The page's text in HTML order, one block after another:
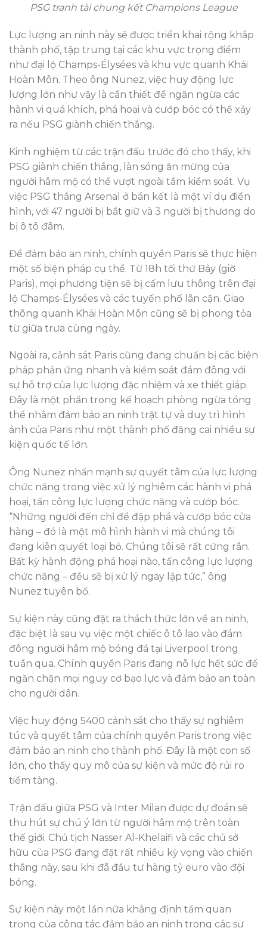
PSG tranh tài chung kết Champions League
Lực lượng an ninh này sẽ được triển khai rộng khắp
thành phố, tập trung tại các khu vực trọng điểm
như đại lộ Champs-Élysées và khu vực quanh Khải
Hoàn Môn. Theo ông Nunez, việc huy động lực
lượng lớn như vậy là cần thiết để ngăn ngừa các
hành vi quá khích, phá hoại và cướp bóc có thể xảy
ra nếu PSG giành chiến thắng.
Kinh nghiệm từ các trận đấu trước đó cho thấy, khi
PSG giành chiến thắng, làn sóng ăn mừng của
người hâm mộ có thể vượt ngoài tầm kiểm soát. Vụ
việc PSG thắng Arsenal ở bán kết là một ví dụ điển
hình, với 47 người bị bắt giữ và 3 người bị thương do
bị ô tô đâm.
Để đảm bảo an ninh, chính quyền Paris sẽ thực hiện
một số biện pháp cụ thể. Từ 18h tối thứ Bảy (giờ
Paris), mọi phương tiện sẽ bị cấm lưu thông trên đại
lộ Champs-Élysées và các tuyến phố lân cận. Giao
thông quanh Khải Hoàn Môn cũng sẽ bị phong tỏa
từ giữa trưa cùng ngày.
Ngoài ra, cảnh sát Paris cũng đang chuẩn bị các biện
pháp phản ứng nhanh và kiểm soát đám đông với
sự hỗ trợ của lực lượng đặc nhiệm và xe thiết giáp.
Đây là một phần trong kế hoạch phòng ngừa tổng
thể nhằm đảm bảo an ninh trật tự và duy trì hình
ảnh của Paris như một thành phố đăng cai nhiều sự
kiện quốc tế lớn.
Ông Nunez nhấn mạnh sự quyết tâm của lực lượng
chức năng trong việc xử lý nghiêm các hành vi phá
hoại, tấn công lực lượng chức năng và cướp bóc.
“Những người đến chỉ để đập phá và cướp bóc cửa
hàng – đó là một mô hình hành vi mà chúng tôi
đang kiên quyết loại bỏ. Chúng tôi sẽ rất cứng rắn.
Bất kỳ hành động phá hoại nào, tấn công lực lượng
chức năng – đều sẽ bị xử lý ngay lập tức,” ông
Nunez tuyên bố.
Sự kiện này cũng đặt ra thách thức lớn về an ninh,
đặc biệt là sau vụ việc một chiếc ô tô lao vào đám
đông người hâm mộ bóng đá tại Liverpool trong
tuần qua. Chính quyền Paris đang nỗ lực hết sức để
ngăn chặn mọi nguy cơ bạo lực và đảm bảo an toàn
cho người dân.
Việc huy động 5400 cảnh sát cho thấy sự nghiêm
túc và quyết tâm của chính quyền Paris trong việc
đảm bảo an ninh cho thành phố. Đây là một con số
lớn, cho thấy quy mô của sự kiện và mức độ rủi ro
tiềm tàng.
Trận đấu giữa PSG và Inter Milan được dự đoán sẽ
thu hút sự chú ý lớn từ người hâm mộ trên toàn
thế giới. Chủ tịch Nasser Al-Khelaifi và các chủ sở
hữu của PSG đang đặt rất nhiều kỳ vọng vào chiến
thắng này, sau khi đã đầu tư hàng tỷ euro vào đội
bóng.
Sự kiện này một lần nữa khẳng định tầm quan
trọng của công tác đảm bảo an ninh trong các sự